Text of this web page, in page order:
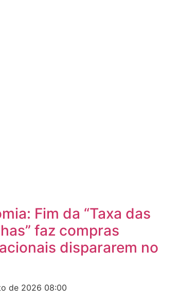
Fim da “Taxa das
faz compras
dispararem no
de 2026 08:00